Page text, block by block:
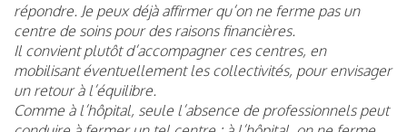
répondre. Je peux déjà affirmer qu’on ne ferme pas un
centre de soins pour des raisons financières.
Il convient plutôt d’accompagner ces centres, en
mobilisant éventuellement les collectivités, pour envisager
un retour à l’équilibre.
Comme à l’hôpital, seule l’absence de professionnels peut